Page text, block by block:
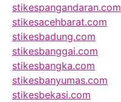
stikespangandaran.com
stikesacehbarat.com
stikesbadung.com
stikesbanggai.com
stikesbangka.com
stikesbanyumas.com
stikesbekasi.com